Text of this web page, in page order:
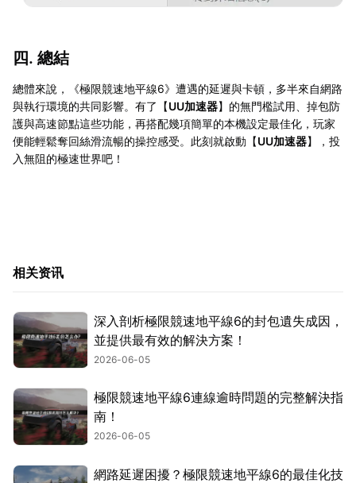
四. 總結
總體來說，《極限競速地平線6》遭遇的延遲與卡頓，多半來自網路
與執行環境的共同影響。有了【UU加速器】的無門檻試用、掉包防
護與高速節點這些功能，再搭配幾項簡單的本機設定最佳化，玩家
便能輕鬆奪回絲滑流暢的操控感受。此刻就啟動【UU加速器】，投
入無阻的極速世界吧！
相关资讯
深入剖析極限競速地平線6的封包遺失成因，
並提供最有效的解決方案！
2026-06-05
極限競速地平線6連線逾時問題的完整解決指
南！
2026-06-05
網路延遲困擾？極限競速地平線6的最佳化技